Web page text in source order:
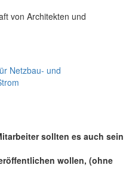
von Architekten und
Netzbau- und
sollten es auch sein
wollen, (ohne